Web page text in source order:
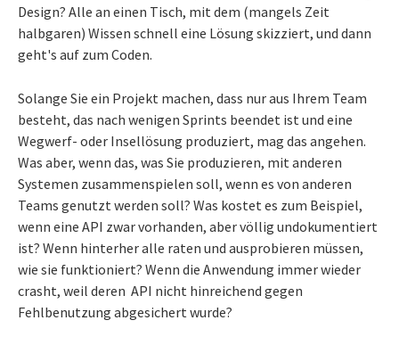
Design? Alle an einen Tisch, mit dem (mangels Zeit
halbgaren) Wissen schnell eine Lösung skizziert, und dann
geht's auf zum Coden.
Solange Sie ein Projekt machen, dass nur aus Ihrem Team
besteht, das nach wenigen Sprints beendet ist und eine
Wegwerf- oder Insellösung produziert, mag das angehen.
Was aber, wenn das, was Sie produzieren, mit anderen
Systemen zusammenspielen soll, wenn es von anderen
Teams genutzt werden soll? Was kostet es zum Beispiel,
wenn eine API zwar vorhanden, aber völlig undokumentiert
ist? Wenn hinterher alle raten und ausprobieren müssen,
wie sie funktioniert? Wenn die Anwendung immer wieder
crasht, weil deren API nicht hinreichend gegen
Fehlbenutzung abgesichert wurde?